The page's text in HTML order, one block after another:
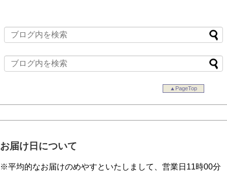
▲PageTop
お届け日について
※平均的なお届けのめやすといたしまして、営業日11時00分